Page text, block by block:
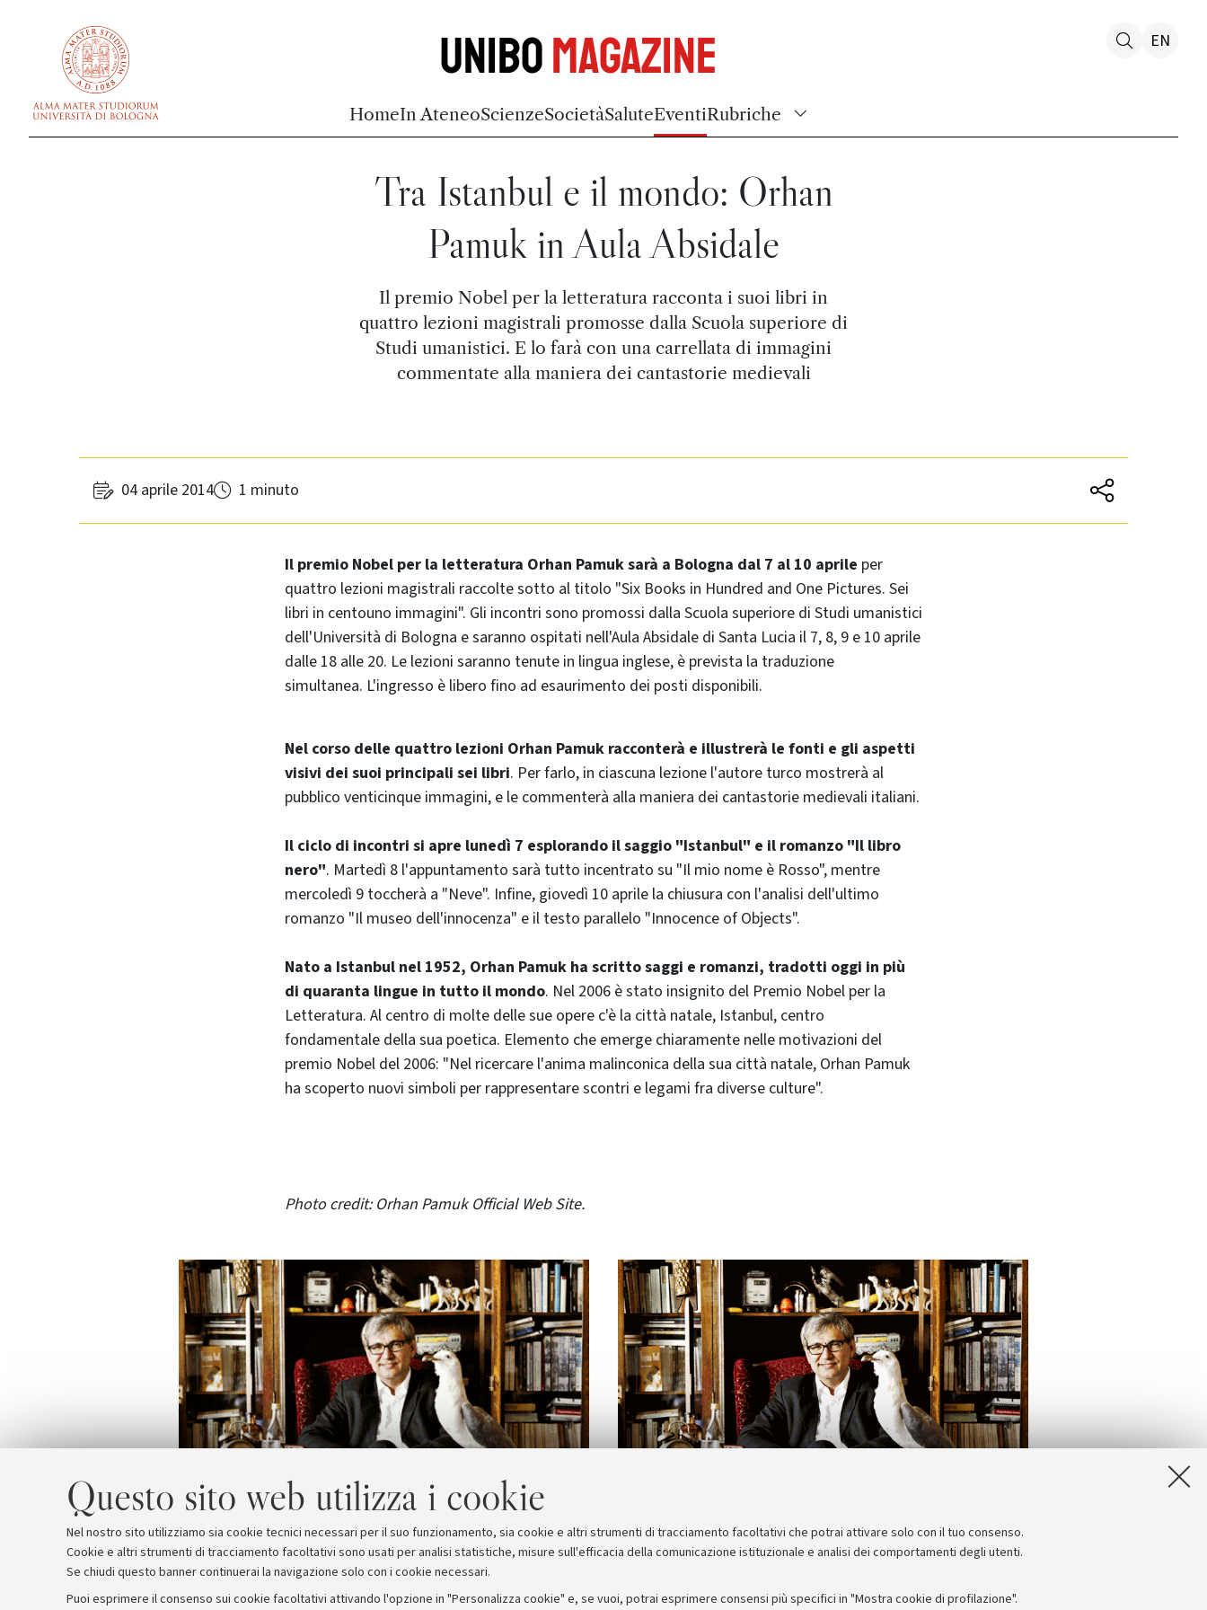
Questo sito web utilizza i cookie
Nel nostro sito utilizziamo sia cookie tecnici necessari per il suo funzionamento, sia cookie e altri strumenti di tracciamento facoltativi che potrai attivare solo con il tuo consenso.
Cookie e altri strumenti di tracciamento facoltativi sono usati per analisi statistiche, misure sull'efficacia della comunicazione istituzionale e analisi dei comportamenti degli utenti.
Se chiudi questo banner continuerai la navigazione solo con i cookie necessari.
Puoi esprimere il consenso sui cookie facoltativi attivando l'opzione in "Personalizza cookie" e, se vuoi, potrai esprimere consensi più specifici in "Mostra cookie di profilazione".
UniboMagazine
HomeIn AteneoScienzeSocietàSaluteEventiRubriche
EN
Tra Istanbul e il mondo: Orhan
Pamuk in Aula Absidale
Il premio Nobel per la letteratura racconta i suoi libri in
quattro lezioni magistrali promosse dalla Scuola superiore di
Studi umanistici. E lo farà con una carrellata di immagini
commentate alla maniera dei cantastorie medievali
04 aprile 2014 1 minuto
Il premio Nobel per la letteratura Orhan Pamuk sarà a Bologna dal 7 al 10 aprile per
quattro lezioni magistrali raccolte sotto al titolo "Six Books in Hundred and One Pictures. Sei
libri in centouno immagini". Gli incontri sono promossi dalla Scuola superiore di Studi umanistici
dell'Università di Bologna e saranno ospitati nell'Aula Absidale di Santa Lucia il 7, 8, 9 e 10 aprile
dalle 18 alle 20. Le lezioni saranno tenute in lingua inglese, è prevista la traduzione
simultanea. L'ingresso è libero fino ad esaurimento dei posti disponibili.
Nel corso delle quattro lezioni Orhan Pamuk racconterà e illustrerà le fonti e gli aspetti
visivi dei suoi principali sei libri. Per farlo, in ciascuna lezione l'autore turco mostrerà al
pubblico venticinque immagini, e le commenterà alla maniera dei cantastorie medievali italiani.
Il ciclo di incontri si apre lunedì 7 esplorando il saggio "Istanbul" e il romanzo "Il libro
nero". Martedì 8 l'appuntamento sarà tutto incentrato su "Il mio nome è Rosso", mentre
mercoledì 9 toccherà a "Neve". Infine, giovedì 10 aprile la chiusura con l'analisi dell'ultimo
romanzo "Il museo dell'innocenza" e il testo parallelo "Innocence of Objects".
Nato a Istanbul nel 1952, Orhan Pamuk ha scritto saggi e romanzi, tradotti oggi in più
di quaranta lingue in tutto il mondo. Nel 2006 è stato insignito del Premio Nobel per la
Letteratura. Al centro di molte delle sue opere c'è la città natale, Istanbul, centro
fondamentale della sua poetica. Elemento che emerge chiaramente nelle motivazioni del
premio Nobel del 2006: "Nel ricercare l'anima malinconica della sua città natale, Orhan Pamuk
ha scoperto nuovi simboli per rappresentare scontri e legami fra diverse culture".
Photo credit: Orhan Pamuk Official Web Site.